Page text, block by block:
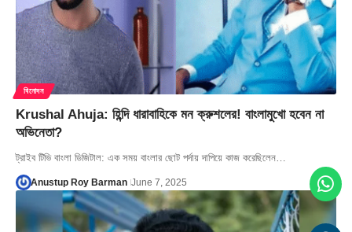
বিনোদন
Krushal Ahuja: হিন্দি ধারাবাহিকে মন ক্রুশলের! বাংলামুখো হবেন না
অভিনেতা?
ট্রাইব টিভি বাংলা ডিজিটাল: এক সময় বাংলার ছোট পর্দায় দাপিয়ে কাজ করেছিলেন…
Anustup Roy Barman June 7, 2025